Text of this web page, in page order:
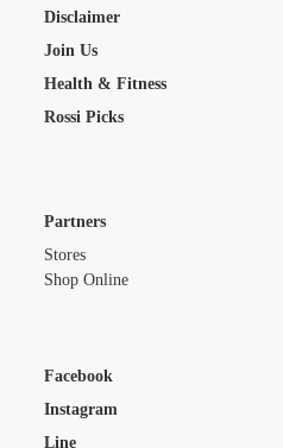
Disclaimer
Join Us
Health & Fitness
Rossi Picks
Partners
Stores
Shop Online
Facebook
Instagram
Line